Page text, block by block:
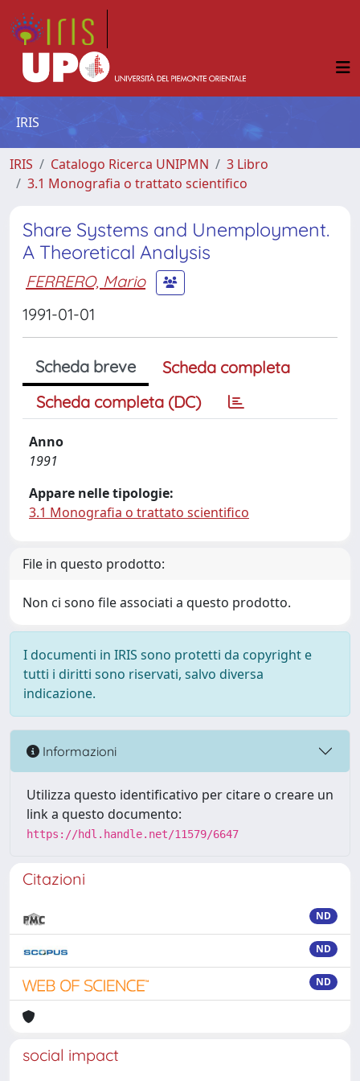
IRIS
IRIS Catalogo Ricerca UNIPMN
3 Libro
3.1 Monografia o trattato scientifico
Share Systems and Unemployment.
A Theoretical Analysis
FERRERO, Mario
1991-01-01
Scheda breve
Scheda completa
Scheda completa (DC)
Anno
1991
Appare nelle tipologie:
3.1 Monografia o trattato scientifico
File in questo prodotto:
Non ci sono file associati a questo prodotto.
I documenti in IRIS sono protetti da copyright e
tutti i diritti sono riservati, salvo diversa
indicazione.
Informazioni
Utilizza questo identificativo per citare o creare un
link a questo documento:
https://hdl.handle.net/11579/6647
Citazioni
ND
ND
ND
social impact